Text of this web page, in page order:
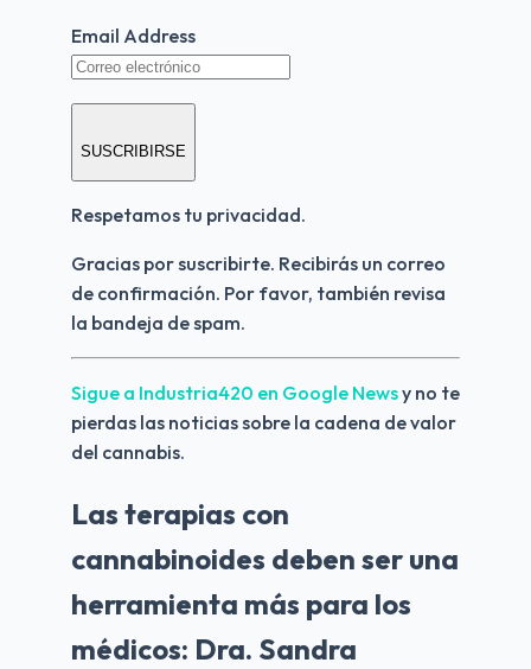
Email Address
SUSCRIBIRSE
Respetamos tu privacidad.
Gracias por suscribirte. Recibirás un correo
de confirmación. Por favor, también revisa
la bandeja de spam.
Sigue a Industria420 en Google News y no te
pierdas las noticias sobre la cadena de valor
del cannabis.
Las terapias con
cannabinoides deben ser una
herramienta más para los
médicos: Dra. Sandra